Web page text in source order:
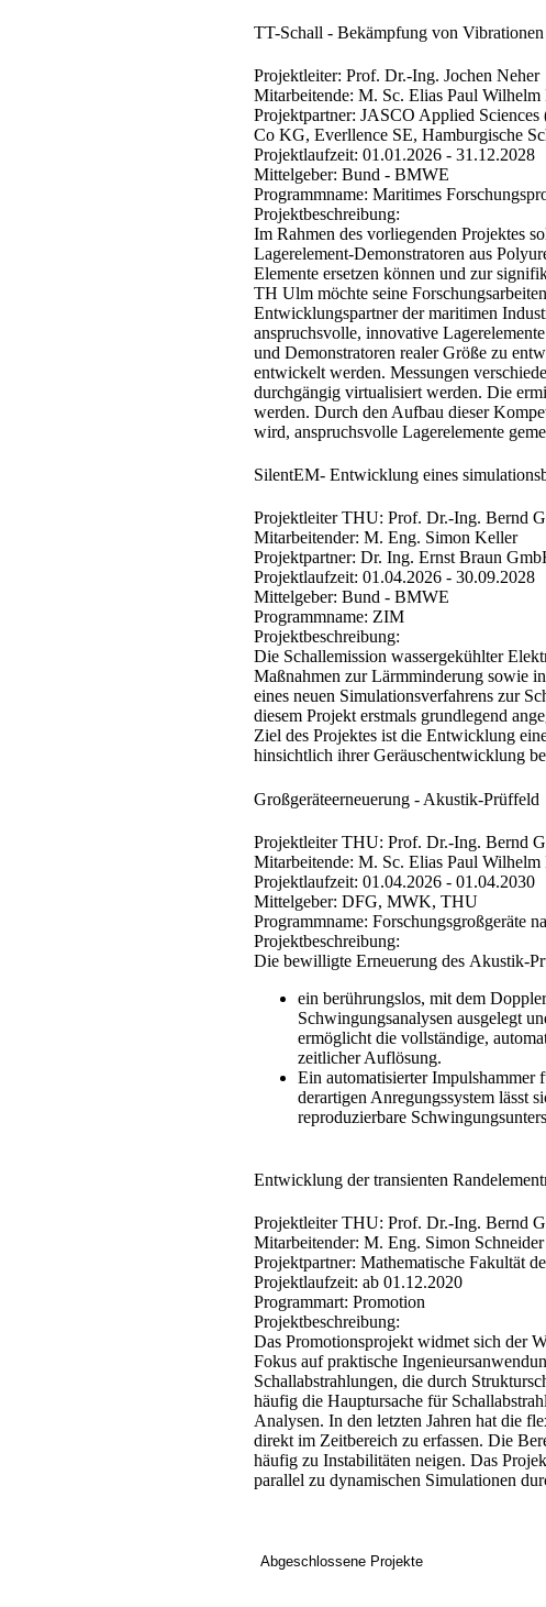
​TT-Schall - Bekämpfung von
Projektleiter: Prof. Dr.-Ing. Jochen Neher
Mitarbeitende: M. Sc. Elias Paul
Projektpartner: JASCO Applied
Co KG, Everllence SE, Hamburgische
Projektlaufzeit: 01.01.2026 - 31.12.2028
Mittelgeber: Bund - BMWE
Programmname: Maritimes
​Projektbeschreibung:
​Im Rahmen des vorliegenden Projektes
Lagerelement-Demonstratoren aus
Elemente ersetzen können und zur
TH Ulm möchte seine
Entwicklungspartner der maritimen
anspruchsvolle, innovative
und Demonstratoren realer Größe zu
entwickelt werden. Messungen
durchgängig virtualisiert werden. Die
werden. Durch den Aufbau dieser
wird, anspruchsvolle Lagerelemente
​SilentEM- Entwicklung eines
​Projektleiter THU: Prof. Dr.-Ing. Bernd
Mitarbeitender: M. Eng. Simon Keller
Projektpartner: Dr. Ing. Ernst Braun
Projektlaufzeit: 01.04.2026 - 30.09.2028
Mittelgeber: Bund - BMWE
Programmname: ZIM
Projektbeschreibung:
Die Schallemission wassergekühlter
Maßnahmen zur Lärmminderung sowie
eines neuen Simulationsverfahrens zur
diesem Projekt erstmals grundlegend
Ziel des Projektes ist die Entwicklung
hinsichtlich ihrer Geräuschentwicklung
Großgeräteerneuerung - Akustik-Prüffeld
Projektleiter THU: Prof. Dr.-Ing. Bernd
Mitarbeitende: M. Sc. Elias Paul
Projektlaufzeit: 01.04.2026 - 01.04.2030
Mittelgeber: DFG, MWK, THU
Programmname: Forschungsgroßgeräte
Projektbeschreibung:​
Die bewilligte Erneuerung des Akustik-
ein berührungslos, mit dem
Schwingungsanalysen ausgelegt
ermöglicht die vollständige,
zeitlicher Auflösung.​
Ein automatisierter Impulshammer
derartigen Anregungssystem lässt
reproduzierbare
​Entwicklung der transienten
Projektleiter THU: Prof. Dr.-Ing. Bernd
Mitarbeitender: M. Eng. Simon Schneider
Projektpartner: Mathematische Fakultät
Projektlaufzeit: ab 01.12.2020​
Programmart: Promotion
Projektbeschreibung:
Das Promotionsprojekt widmet sich der
Fokus auf praktische
Schallabstrahlungen, die durch
häufig die Hauptursache für
Analysen. In den letzten Jahren hat die
direkt im Zeitbereich zu erfassen. Die
häufig zu Instabilitäten neigen. Das
parallel zu dynamischen Simulationen
Abgeschlossene Projekte